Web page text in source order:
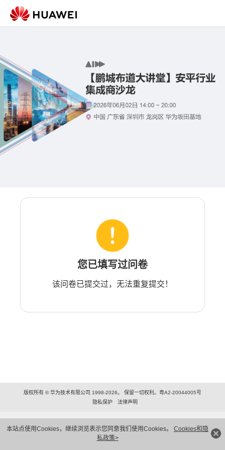
本站点使用Cookies，继续浏览表示您同意我们使用Cookies。 Cookies和隐
私政策>
您已填写过问卷
该问卷已提交过，无法重复提交！
版权所有 © 华为技术有限公司 1998-2026。 保留一切权利。粤A2-20044005号
隐私保护
法律声明